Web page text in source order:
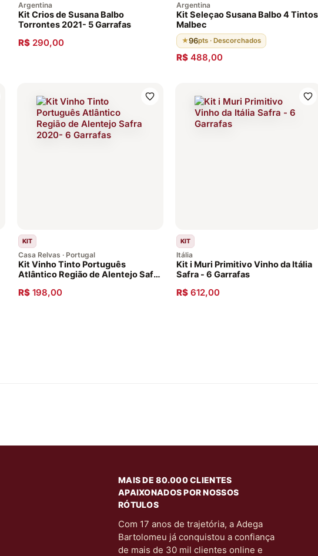
Argentina
Kit Crios de Susana Balbo
Torrontes 2021- 5 Garrafas
R$290,00
Argentina
Kit Seleçao Susana Balbo 4 Tintos
Malbec
★96pts · Descorchados
R$488,00
KIT
Casa Relvas · Portugal
Kit Vinho Tinto Português
Atlântico Região de Alentejo Safra
R$198,00
KIT
Itália
Kit i Muri Primitivo Vinho da Itália
Safra - 6 Garrafas
R$612,00
MAIS DE 80.000 CLIENTES
APAIXONADOS POR NOSSOS
RÓTULOS
Com 17 anos de trajetória, a Adega
Bartolomeu já conquistou a confiança
de mais de 30 mil clientes online e